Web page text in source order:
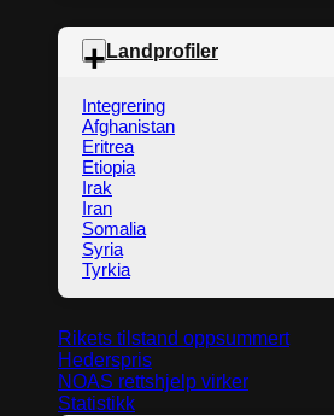
Landprofiler
Integrering
Afghanistan
Eritrea
Etiopia
Irak
Iran
Somalia
Syria
Tyrkia
Rikets tilstand oppsummert
Hederspris
NOAS rettshjelp virker
Statistikk